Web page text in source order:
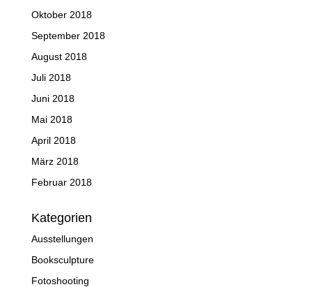
Oktober 2018
September 2018
August 2018
Juli 2018
Juni 2018
Mai 2018
April 2018
März 2018
Februar 2018
Kategorien
Ausstellungen
Booksculpture
Fotoshooting